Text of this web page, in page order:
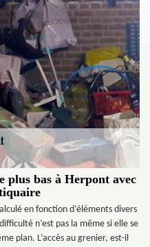
bas à Herpont avec
en fonction d’éléments divers
n’est pas la même si elle se
plan. L’accès au grenier, est-il